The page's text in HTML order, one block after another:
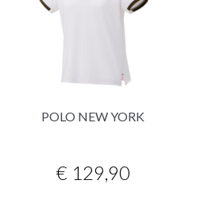
POLO NEW YORK
€ 129,90